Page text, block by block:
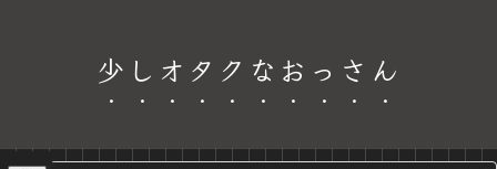
少しオタクなおっさん